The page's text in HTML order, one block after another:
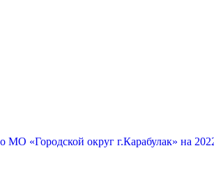
МО «Городской округ г.Карабулак» на